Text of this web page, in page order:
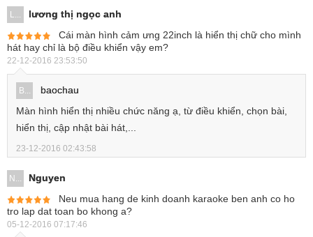
L...
lương thị ngọc anh
Cái màn hình cảm ưng 22inch là hiển thị chữ cho mình
hát hay chỉ là bộ điều khiển vậy em?
22-12-2016 23:53:50
B...
baochau
Màn hình hiển thị nhiều chức năng ạ, từ điều khiển, chọn bài,
hiển thị, cập nhật bài hát,...
23-12-2016 02:43:58
N...
Nguyen
Neu mua hang de kinh doanh karaoke ben anh co ho
tro lap dat toan bo khong a?
05-12-2016 07:17:46